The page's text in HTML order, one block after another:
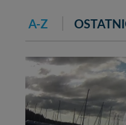
A-Z